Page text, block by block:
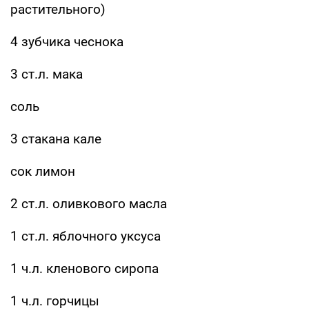
растительного)
4 зубчика чеснока
3 ст.л. мака
соль
3 стакана кале
сок лимон
2 ст.л. оливкового масла
1 ст.л. яблочного уксуса
1 ч.л. кленового сиропа
1 ч.л. горчицы